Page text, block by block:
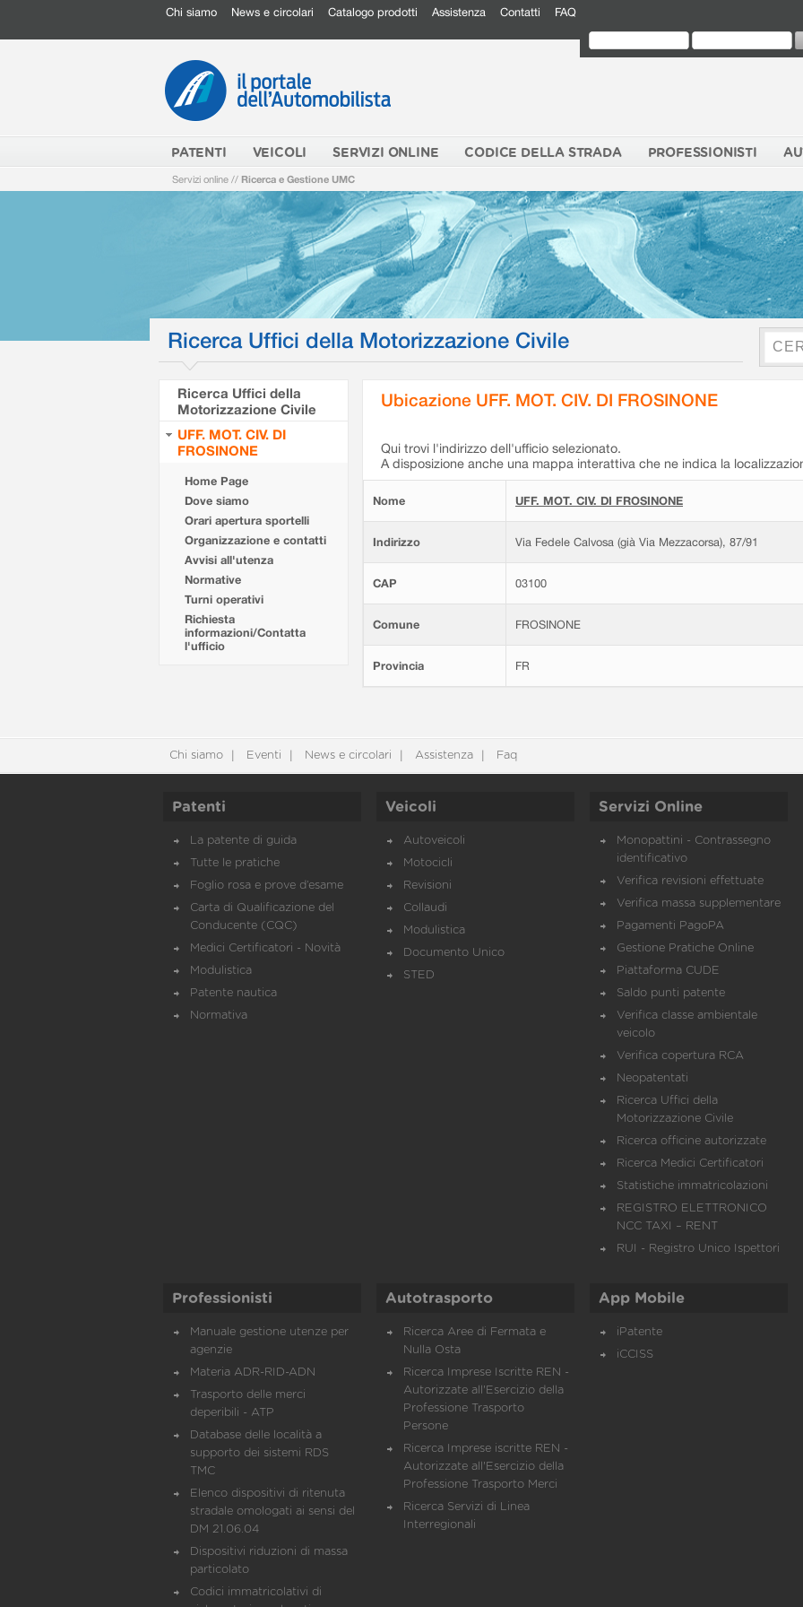
Chi siamo News e circolari Catalogo prodotti Assistenza Contatti FAQ
PATENTI VEICOLI SERVIZI ONLINE CODICE DELLA STRADA PROFESSIONISTI
Servizi online // Ricerca e Gestione UMC
Ricerca Uffici della Motorizzazione Civile
Ricerca Uffici della
Motorizzazione Civile
UFF. MOT. CIV. DI
FROSINONE
Home Page
Dove siamo
Orari apertura sportelli
Organizzazione e contatti
Avvisi all'utenza
Normative
Turni operativi
Richiesta
informazioni/Contatta
l'ufficio
Ubicazione UFF. MOT. CIV. DI FROSINONE
Qui trovi l'indirizzo dell'ufficio selezionato.
A disposizione anche una mappa interattiva che ne indica la
Nome UFF. MOT. CIV. DI FROSINONE
Indirizzo Via Fedele Calvosa (già Via Mezzacorsa), 87/91
CAP 03100
Comune FROSINONE
Provincia FR
Chi siamo Eventi News e circolari Assistenza Faq
Patenti
La patente di guida
Tutte le pratiche
Foglio rosa e prove d’esame
Carta di Qualificazione del
Conducente (CQC)
Medici Certificatori - Novità
Modulistica
Patente nautica
Normativa
Veicoli
Autoveicoli
Motocicli
Revisioni
Collaudi
Modulistica
Documento Unico
STED
Servizi Online
Monopattini - Contrassegno
identificativo
Verifica revisioni effettuate
Verifica massa supplementare
Pagamenti PagoPA
Gestione Pratiche Online
Piattaforma CUDE
Saldo punti patente
Verifica classe ambientale
veicolo
Verifica copertura RCA
Neopatentati
Ricerca Uffici della
Motorizzazione Civile
Ricerca officine autorizzate
Ricerca Medici Certificatori
Statistiche immatricolazioni
REGISTRO ELETTRONICO
NCC TAXI – RENT
RUI - Registro Unico Ispettori
Professionisti
Manuale gestione utenze per
agenzie
Materia ADR-RID-ADN
Trasporto delle merci
deperibili - ATP
Database delle località a
supporto dei sistemi RDS
TMC
Elenco dispositivi di ritenuta
stradale omologati ai sensi del
DM 21.06.04
Dispositivi riduzioni di massa
particolato
Codici immatricolativi di
Autotrasporto
Ricerca Aree di Fermata e
Nulla Osta
Ricerca Imprese Iscritte REN -
Autorizzate all'Esercizio della
Professione Trasporto
Persone
Ricerca Imprese iscritte REN -
Autorizzate all'Esercizio della
Professione Trasporto Merci
Ricerca Servizi di Linea
Interregionali
App Mobile
iPatente
iCCISS